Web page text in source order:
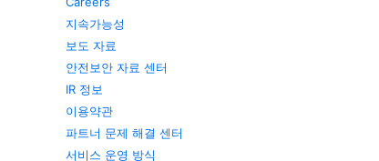
지속가능성
보도 자료
안전보안 자료 센터
IR 정보
이용약관
파트너 문제 해결 센터
서비스 운영 방식